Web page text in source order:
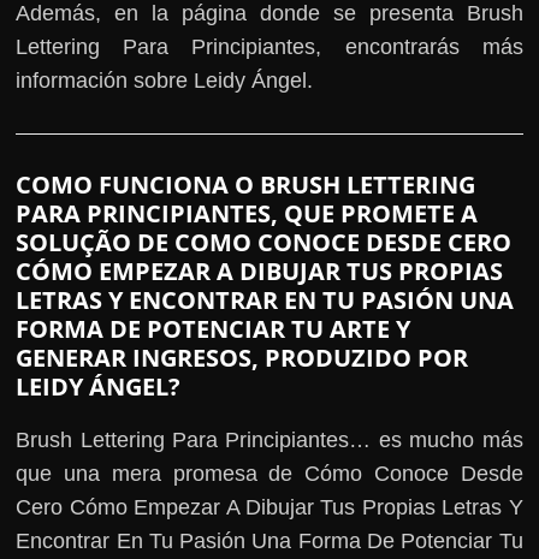
Además, en la página donde se presenta Brush
Lettering Para Principiantes, encontrarás más
información sobre Leidy Ángel.
COMO FUNCIONA O BRUSH LETTERING
PARA PRINCIPIANTES, QUE PROMETE A
SOLUÇÃO DE COMO CONOCE DESDE CERO
CÓMO EMPEZAR A DIBUJAR TUS PROPIAS
LETRAS Y ENCONTRAR EN TU PASIÓN UNA
FORMA DE POTENCIAR TU ARTE Y
GENERAR INGRESOS, PRODUZIDO POR
LEIDY ÁNGEL?
Brush Lettering Para Principiantes… es mucho más
que una mera promesa de Cómo Conoce Desde
Cero Cómo Empezar A Dibujar Tus Propias Letras Y
Encontrar En Tu Pasión Una Forma De Potenciar Tu